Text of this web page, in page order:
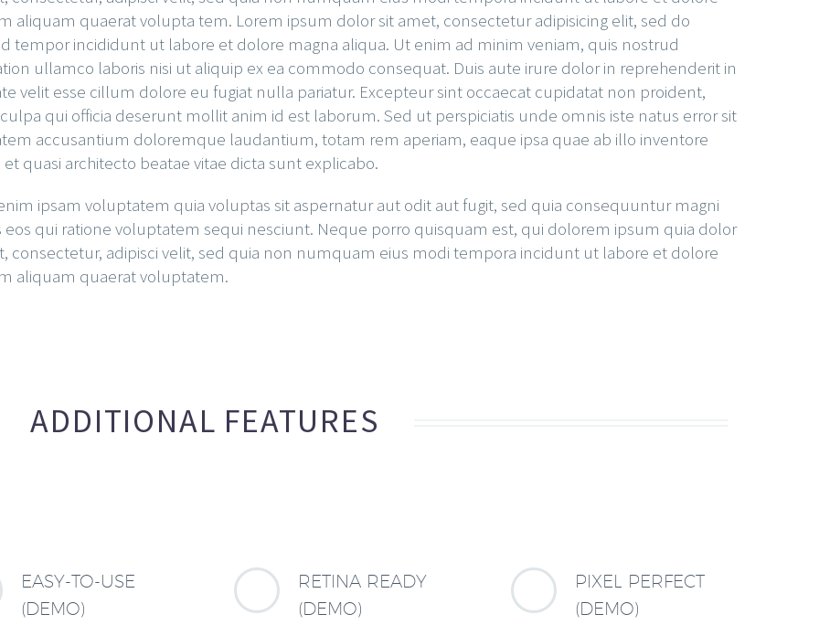
aliquam quaerat volupta tem. Lorem ipsum dolor sit amet, consectetur adipisicing elit, sed do
tempor incididunt ut labore et dolore magna aliqua. Ut enim ad minim veniam, quis nostrud
ullamco laboris nisi ut aliquip ex ea commodo consequat. Duis aute irure dolor in reprehenderit in
velit esse cillum dolore eu fugiat nulla pariatur. Excepteur sint occaecat cupidatat non proident,
qui officia deserunt mollit anim id est laborum. Sed ut perspiciatis unde omnis iste natus error sit
accusantium doloremque laudantium, totam rem aperiam, eaque ipsa quae ab illo inventore
et quasi architecto beatae vitae dicta sunt explicabo.
ipsam voluptatem quia voluptas sit aspernatur aut odit aut fugit, sed quia consequuntur magni
eos qui ratione voluptatem sequi nesciunt. Neque porro quisquam est, qui dolorem ipsum quia dolor
consectetur, adipisci velit, sed quia non numquam eius modi tempora incidunt ut labore et dolore
aliquam quaerat voluptatem.
ADDITIONAL FEATURES
EASY-TO-USE
(DEMO)
RETINA READY
(DEMO)
PIXEL PERFECT
(DEMO)